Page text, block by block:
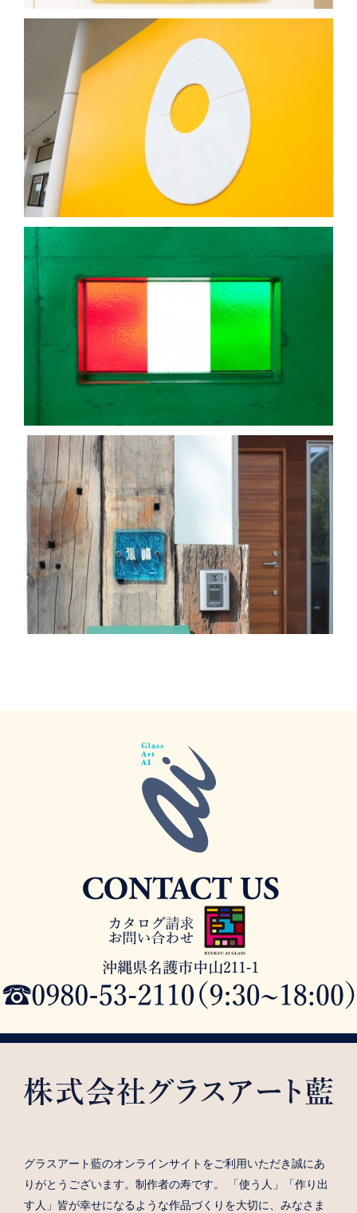
グラスアート藍のオンラインサイトをご利用いただき誠にあ
りがとうございます。制作者の寿です。 「使う人」「作り出
す人」皆が幸せになるような作品づくりを大切に、みなさま